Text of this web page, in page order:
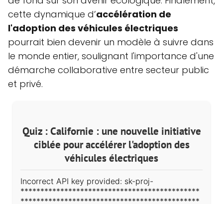
cette dynamique d’accélération de
l'adoption des véhicules électriques
pourrait bien devenir un modèle à suivre dans
le monde entier, soulignant l'importance d'une
démarche collaborative entre secteur public
et privé.
Quiz : Californie : une nouvelle initiative
ciblée pour accélérer l'adoption des
véhicules électriques
Incorrect API key provided: sk-proj-
*********************************************
*********************************************